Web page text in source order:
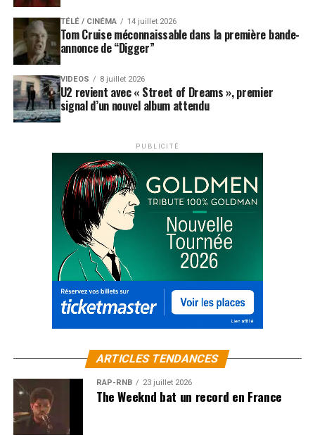
TÉLÉ / CINÉMA 14 juillet 2026
Tom Cruise méconnaissable dans la première bande-
annonce de “Digger”
VIDEOS 8 juillet 2026
U2 revient avec « Street of Dreams », premier
signal d’un nouvel album attendu
PUBLICITÉ
ARTICLES TENDANCES
RAP-RNB 23 juillet 2026
The Weeknd bat un record en France